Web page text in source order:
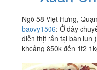
Ngõ 58 Việt Hưng,
baovy1506: Ở đây
diễn thịt rắn tại bàn lun
khoảng 850k đến 1t2